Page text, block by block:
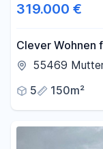
319.000 €
Clever Wohnen
PV +55469
5
150m²